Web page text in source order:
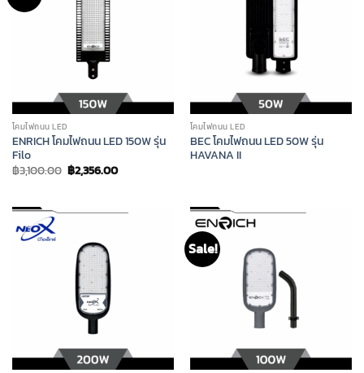
โคมไฟถนน LED
ENRICH โคมไฟถนน LED 150W รุ่น
Filo
฿3,100.00 Original
price
฿2,356.00Current
price
โคมไฟถนน LED
BEC โคมไฟถนน LED 50W รุ่น
HAVANA II
Sale!